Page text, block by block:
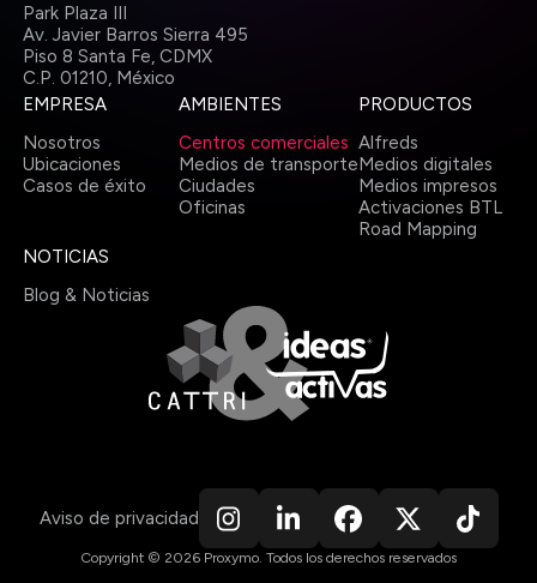
Park Plaza III
Av. Javier Barros Sierra 495
Piso 8 Santa Fe, CDMX
C.P. 01210, México
EMPRESA
Nosotros
Ubicaciones
Casos de éxito
AMBIENTES
Centros comerciales
Medios de transporte
Ciudades
Oficinas
PRODUCTOS
Alfreds
Medios digitales
Medios impresos
Activaciones BTL
Road Mapping
NOTICIAS
Blog & Noticias
Copyright © 2026 Proxymo. Todos los derechos reservados
Aviso de privacidad